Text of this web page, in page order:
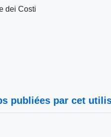
dei Costi
publiées par cet